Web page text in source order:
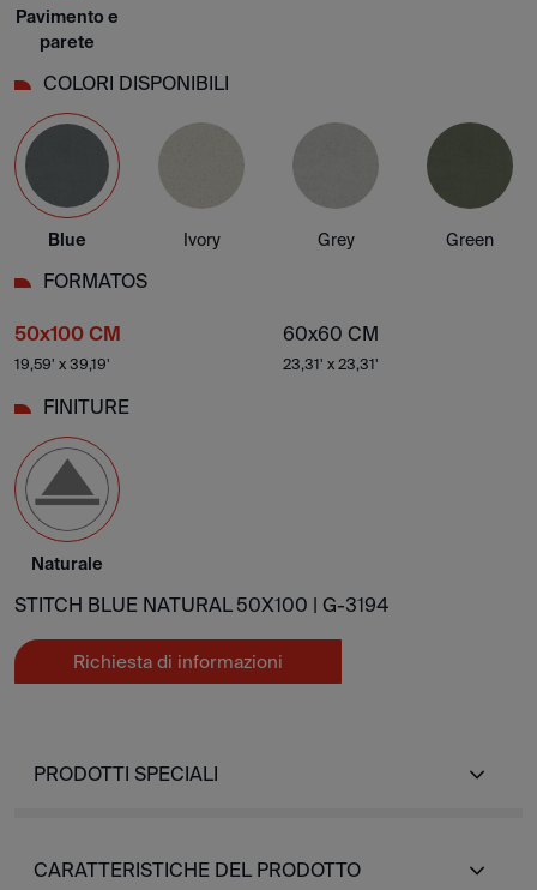
Pavimento e
parete
COLORI DISPONIBILI
Blue Ivory Grey Green
FORMATOS
50x100 CM
19,59' x 39,19'
60x60 CM
23,31' x 23,31'
FINITURE
Naturale
STITCH BLUE NATURAL 50X100 | G-3194
Richiesta di informazioni
PRODOTTI SPECIALI
CARATTERISTICHE DEL PRODOTTO